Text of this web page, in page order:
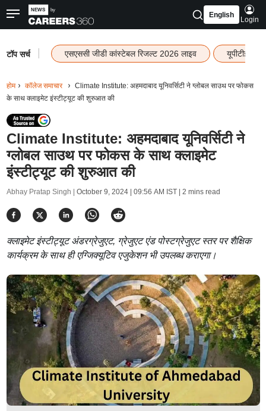
English
Login
टॉप सर्च एसएससी जीडी कांस्टेबल रिजल्ट 2026 लाइव यूपीटीईटी
होम कॉलेज समाचार
Climate Institute: अहमदाबाद यूनिवर्सिटी ने ग्लोबल साउथ पर फोकस
के साथ क्लाइमेट इंस्टीट्यूट की शुरुआत की
Climate Institute: अहमदाबाद यूनिवर्सिटी ने
ग्लोबल साउथ पर फोकस के साथ क्लाइमेट
इंस्टीट्यूट की शुरुआत की
Abhay Pratap Singh | October 9, 2024 | 09:56 AM IST| 2 mins read
क्लाइमेट इंस्टीट्यूट अंडरग्रेजुएट, ग्रेजुएट एंड पोस्टग्रेजुएट स्तर पर शैक्षिक
कार्यक्रम के साथ ही एग्जिक्यूटिव एजुकेशन भी उपलब्ध कराएगा।